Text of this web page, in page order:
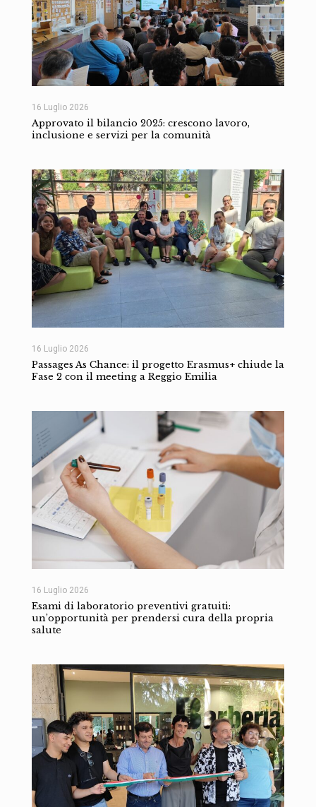
16 Luglio 2026
Approvato il bilancio 2025: crescono lavoro,
inclusione e servizi per la comunità
16 Luglio 2026
Passages As Chance: il progetto Erasmus+ chiude la
Fase 2 con il meeting a Reggio Emilia
16 Luglio 2026
Esami di laboratorio preventivi gratuiti:
un’opportunità per prendersi cura della propria
salute